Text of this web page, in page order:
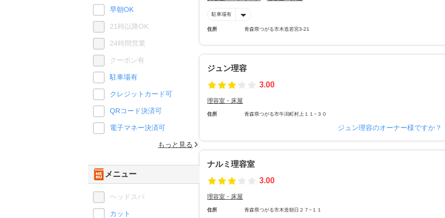
駐車場有
住所 青森県つがる市木造若宮3-21
ジュン理容
3.00
理容室・床屋
住所 青森県つがる市牛潟町村上１１−３０
ジュン理容のオーナー様ですか？
ナルミ理容室
3.00
理容室・床屋
住所 青森県つがる市木造朝日２７−１１
早朝OK
21時以降OK
24時間営業
クーポン有
駐車場有
クレジットカード可
QRコード決済可
電子マネー決済可
もっと見る
メニュー
ヘッドスパ
カット